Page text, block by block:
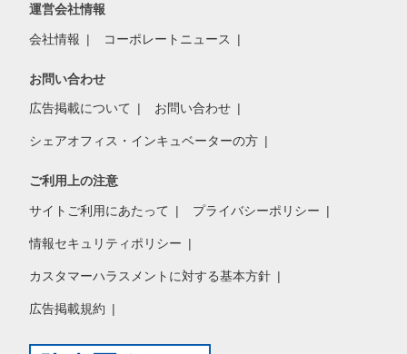
運営会社情報
会社情報 コーポレートニュース
お問い合わせ
広告掲載について お問い合わせ
シェアオフィス・インキュベーターの方
ご利用上の注意
サイトご利用にあたって プライバシーポリシー
情報セキュリティポリシー
カスタマーハラスメントに対する基本方針
広告掲載規約